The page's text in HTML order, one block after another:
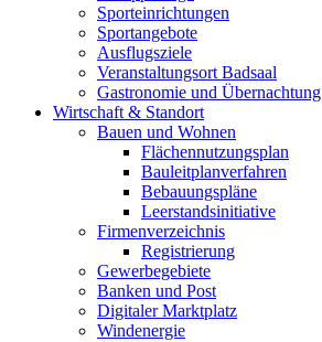
Sporteinrichtungen
Sportangebote
Ausflugsziele
Veranstaltungsort Badsaal
Gastronomie und Übernachtung
Wirtschaft & Standort
Bauen und Wohnen
Flächennutzungsplan
Bauleitplanverfahren
Bebauungspläne
Leerstandsinitiative
Firmenverzeichnis
Registrierung
Gewerbegebiete
Banken und Post
Digitaler Marktplatz
Windenergie